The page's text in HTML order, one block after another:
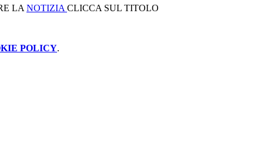
LA NOTIZIA CLICCA SUL TITOLO
POLICY.